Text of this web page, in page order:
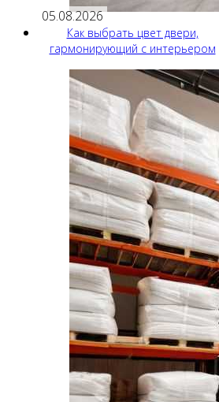
05.08.2026
Как выбрать цвет двери,
гармонирующий с интерьером